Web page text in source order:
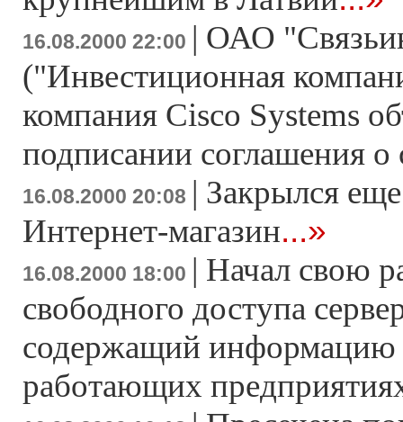
16.08.2000 22:00 | ОАО
("Инвестиционная
компания Cisco Systems
подписании соглашения о
16.08.2000 20:08 | Закрылся
Интернет-магазин...»
16.08.2000 18:00 | Начал свою
свободного доступа
содержащий информацию
работающих